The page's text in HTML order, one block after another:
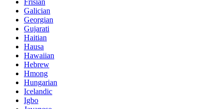
Galician
Georgian
Gujarati
Haitian
Hausa
Hawaiian
Hebrew
Hmong
Hungarian
Icelandic
Igbo